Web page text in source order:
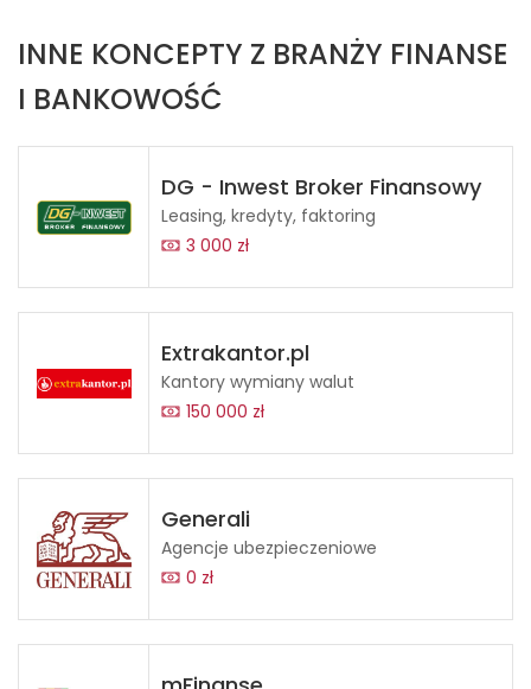
INNE KONCEPTY Z BRANŻY FINANSE
I BANKOWOŚĆ
DG - Inwest Broker Finansowy
Leasing, kredyty, faktoring
3 000 zł
Extrakantor.pl
Kantory wymiany walut
150 000 zł
Generali
Agencje ubezpieczeniowe
0 zł